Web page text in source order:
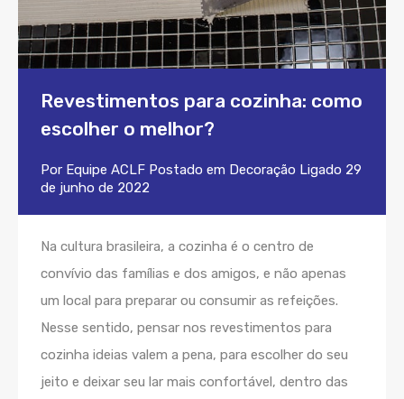
Revestimentos para cozinha: como
escolher o melhor?
Por Equipe ACLF Postado em Decoração Ligado 29
de junho de 2022
Na cultura brasileira, a cozinha é o centro de
convívio das famílias e dos amigos, e não apenas
um local para preparar ou consumir as refeições.
Nesse sentido, pensar nos revestimentos para
cozinha ideias valem a pena, para escolher do seu
jeito e deixar seu lar mais confortável, dentro das